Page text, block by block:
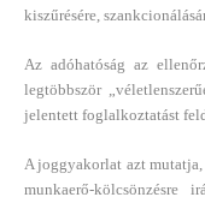
kiszűrésére,
Az adóhatóság az
legtöbbször
jelentett foglalkoztatást
A joggyakorlat azt
munkaerő-kölcsönzésre